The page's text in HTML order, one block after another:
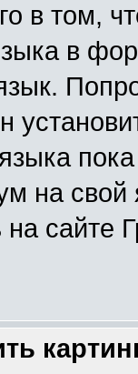
в том,
в
на
сайте